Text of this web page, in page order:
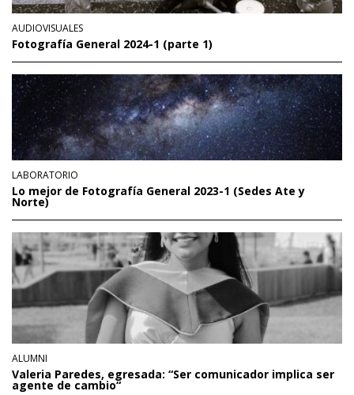
AUDIOVISUALES
Fotografía General 2024-1 (parte 1)
LABORATORIO
Lo mejor de Fotografía General 2023-1 (Sedes Ate y
Norte)
ALUMNI
Valeria Paredes, egresada: “Ser comunicador implica ser
agente de cambio“